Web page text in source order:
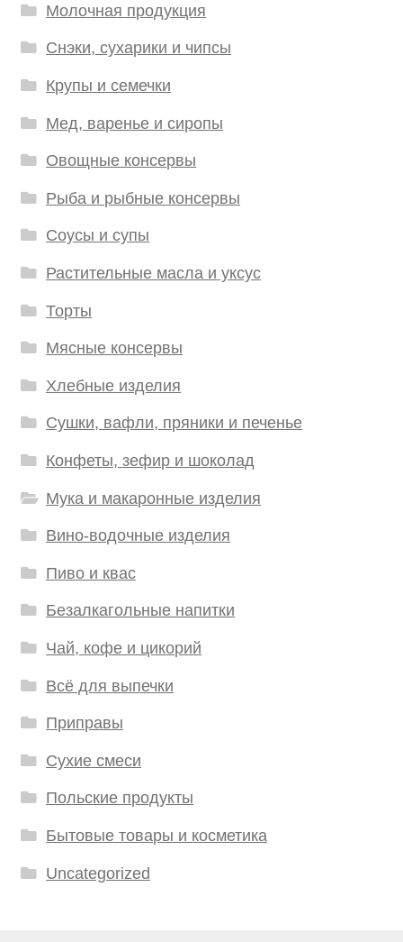
Молочная продукция
Снэки, сухарики и чипсы
Крупы и семечки
Мед, варенье и сиропы
Овощные консервы
Рыба и рыбные консервы
Соусы и супы
Растительные масла и уксус
Торты
Мясные консервы
Хлебные изделия
Сушки, вафли, пряники и печенье
Конфеты, зефир и шоколад
Мука и макаронные изделия
Вино-водочные изделия
Пиво и квас
Безалкагольные напитки
Чай, кофе и цикорий
Всё для выпечки
Приправы
Сухие смеси
Польские продукты
Бытовые товары и косметика
Uncategorized